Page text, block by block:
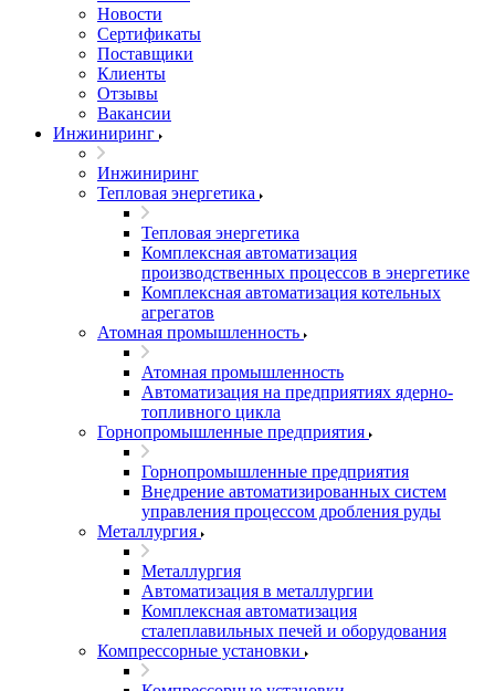
Новости
Сертификаты
Поставщики
Клиенты
Отзывы
Вакансии
Инжиниринг
Инжиниринг
Тепловая энергетика
Тепловая энергетика
Комплексная автоматизация
производственных процессов в энергетике
Комплексная автоматизация котельных
агрегатов
Атомная промышленность
Атомная промышленность
Автоматизация на предприятиях ядерно-
топливного цикла
Горнопромышленные предприятия
Горнопромышленные предприятия
Внедрение автоматизированных систем
управления процессом дробления руды
Металлургия
Металлургия
Автоматизация в металлургии
Комплексная автоматизация
сталеплавильных печей и оборудования
Компрессорные установки